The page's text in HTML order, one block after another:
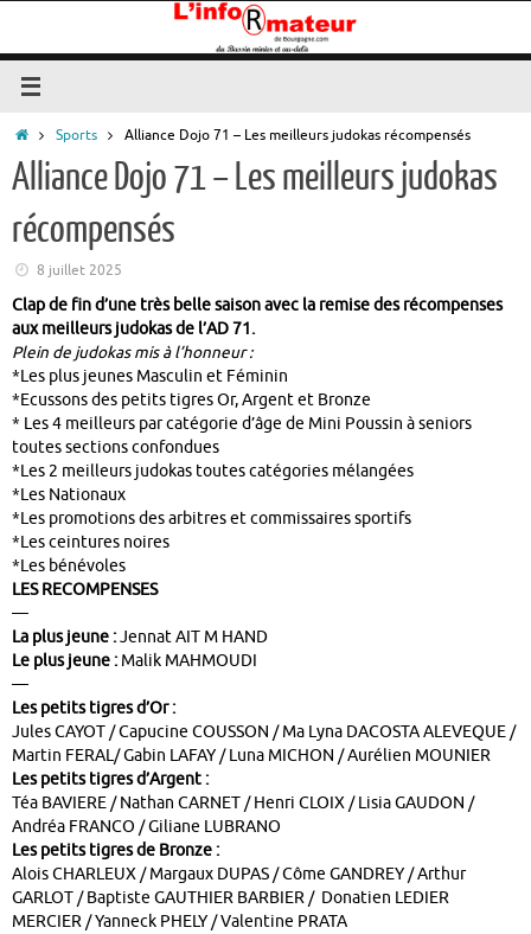
contenu
Accueil
Sports Alliance Dojo 71 – Les meilleurs judokas récompensés
Alliance Dojo 71 – Les meilleurs judokas
récompensés
8 juillet 2025
Clap de fin d’une très belle saison avec la remise des récompenses
aux meilleurs judokas de l’AD 71.
Plein de judokas mis à l’honneur :
*Les plus jeunes Masculin et Féminin
*Ecussons des petits tigres Or, Argent et Bronze
* Les 4 meilleurs par catégorie d’âge de Mini Poussin à seniors
toutes sections confondues
*Les 2 meilleurs judokas toutes catégories mélangées
*Les Nationaux
*Les promotions des arbitres et commissaires sportifs
*Les ceintures noires
*Les bénévoles
LES RECOMPENSES
—
La plus jeune :Jennat AIT M HAND
Le plus jeune :Malik MAHMOUDI
—
Les petits tigres d’Or :
Jules CAYOT / Capucine COUSSON / Ma Lyna DACOSTA ALEVEQUE /
Martin FERAL/ Gabin LAFAY / Luna MICHON / Aurélien MOUNIER
Les petits tigres d’Argent :
Téa BAVIERE / Nathan CARNET / Henri CLOIX / Lisia GAUDON /
Andréa FRANCO / Giliane LUBRANO
Les petits tigres de Bronze :
Alois CHARLEUX / Margaux DUPAS / Côme GANDREY / Arthur
GARLOT / Baptiste GAUTHIER BARBIER / Donatien LEDIER
MERCIER / Yanneck PHELY / Valentine PRATA